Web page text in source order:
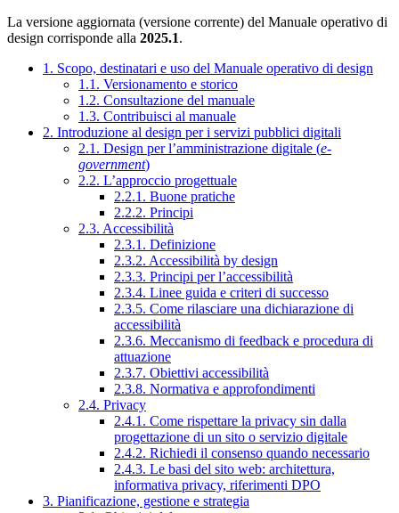
La versione aggiornata (versione corrente) del Manuale operativo di
design corrisponde alla 2025.1.
1. Scopo, destinatari e uso del Manuale operativo di design
1.1. Versionamento e storico
1.2. Consultazione del manuale
1.3. Contribuisci al manuale
2. Introduzione al design per i servizi pubblici digitali
2.1. Design per l’amministrazione digitale (e-
government)
2.2. L’approccio progettuale
2.2.1. Buone pratiche
2.2.2. Principi
2.3. Accessibilità
2.3.1. Definizione
2.3.2. Accessibilità by design
2.3.3. Principi per l’accessibilità
2.3.4. Linee guida e criteri di successo
2.3.5. Come rilasciare una dichiarazione di
accessibilità
2.3.6. Meccanismo di feedback e procedura di
attuazione
2.3.7. Obiettivi accessibilità
2.3.8. Normativa e approfondimenti
2.4. Privacy
2.4.1. Come rispettare la privacy sin dalla
progettazione di un sito o servizio digitale
2.4.2. Richiedi il consenso quando necessario
2.4.3. Le basi del sito web: architettura,
informativa privacy, riferimenti DPO
3. Pianificazione, gestione e strategia